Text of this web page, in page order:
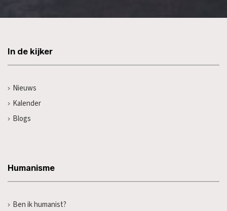
In de kijker
Nieuws
Kalender
Blogs
Humanisme
Ben ik humanist?